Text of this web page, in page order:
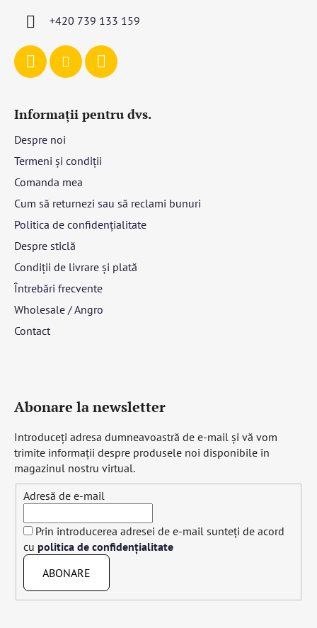
+420 739 133 159
Informații pentru dvs.
Despre noi
Termeni și condiții
Comanda mea
Cum să returnezi sau să reclami bunuri
Politica de confidențialitate
Despre sticlă
Condiții de livrare și plată
Întrebări frecvente
Wholesale / Angro
Contact
Abonare la newsletter
Introduceţi adresa dumneavoastră de e-mail şi vă vom
trimite informaţii despre produsele noi disponibile în
magazinul nostru virtual.
Adresă de e-mail
Prin introducerea adresei de e-mail sunteți de acord
cu politica de confidențialitate
ABONARE